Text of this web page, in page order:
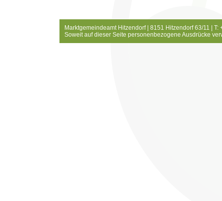
Marktgemeindeamt Hitzendorf | 8151 Hitzendorf 63/11 |
Soweit auf dieser Seite personenbezogene Ausdrücke